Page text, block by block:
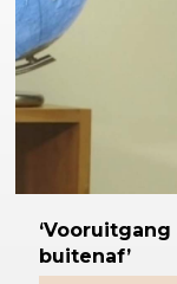
‘Vooruitgang
buitenaf’